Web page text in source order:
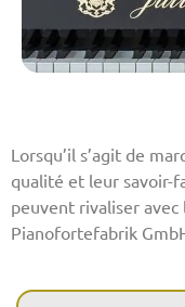
Lorsqu’il s’agit de
qualité et leur savoir-
peuvent rivaliser
Pianofortefabrik